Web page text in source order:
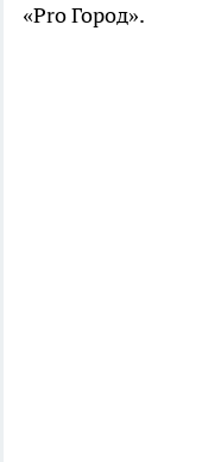
«Pro Город».